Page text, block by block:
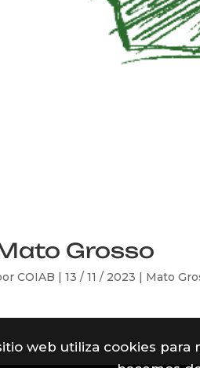
Grosso
COIAB |13 / 11 / 2023 | Mato
web utiliza cookies